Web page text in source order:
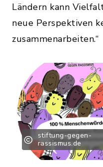
Ländern kann
neue Perspektiven
zusammenarbeiten.“
stiftung-gegen-
rassismus.de